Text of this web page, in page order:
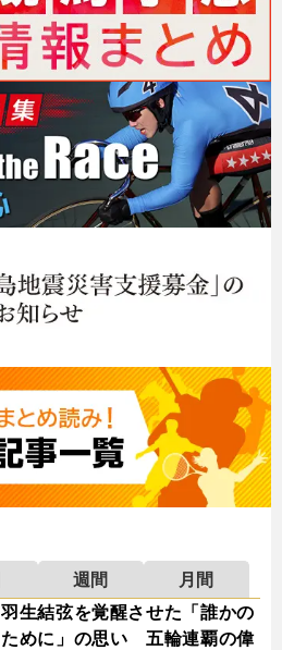
週間
月間
羽生結弦を覚醒させた「誰かの
ために」の思い 五輪連覇の偉